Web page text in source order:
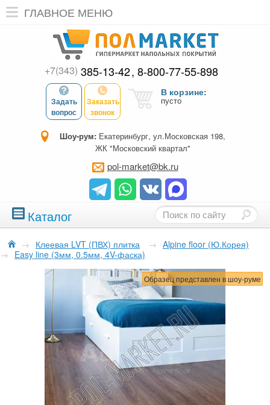
ГЛАВНОЕ МЕНЮ
+7(343) 385-13-42 8-800-77-55-898
Задать
вопрос
Заказать
звонок
В корзине:
пусто
Шоу-рум: Екатеринбург, ул.Московская 198,
ЖК "Московский квартал"
pol-market@bk.ru
Каталог
→ Клеевая LVT (ПВХ) плитка → Alpine floor (Ю.Корея)
→ Easy line (3мм, 0.5мм, 4V-фаска)
Образец представлен в шоу-руме